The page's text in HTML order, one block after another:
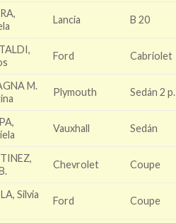
Lancia B 20
Ford Cabriolet
M.
Plymouth Sedán 2 p.
Vauxhall Sedán
Chevrolet Coupe
Silvia
Ford Coupe